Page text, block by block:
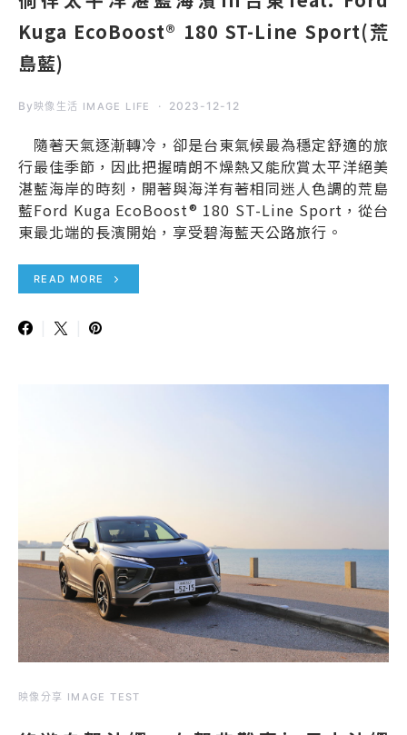
Kuga EcoBoost® 180 ST-Line Sport(荒
島藍)
By 映像生活 IMAGE LIFE 2023-12-12
隨著天氣逐漸轉冷，卻是台東氣候最為穩定舒適的旅
行最佳季節，因此把握晴朗不燥熱又能欣賞太平洋絕美
湛藍海岸的時刻，開著與海洋有著相同迷人色調的荒島
藍Ford Kuga EcoBoost® 180 ST-Line Sport，從台
東最北端的長濱開始，享受碧海藍天公路旅行。
READ MORE
映像分享 IMAGE TEST